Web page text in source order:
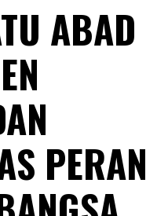
ABAD
PERAN